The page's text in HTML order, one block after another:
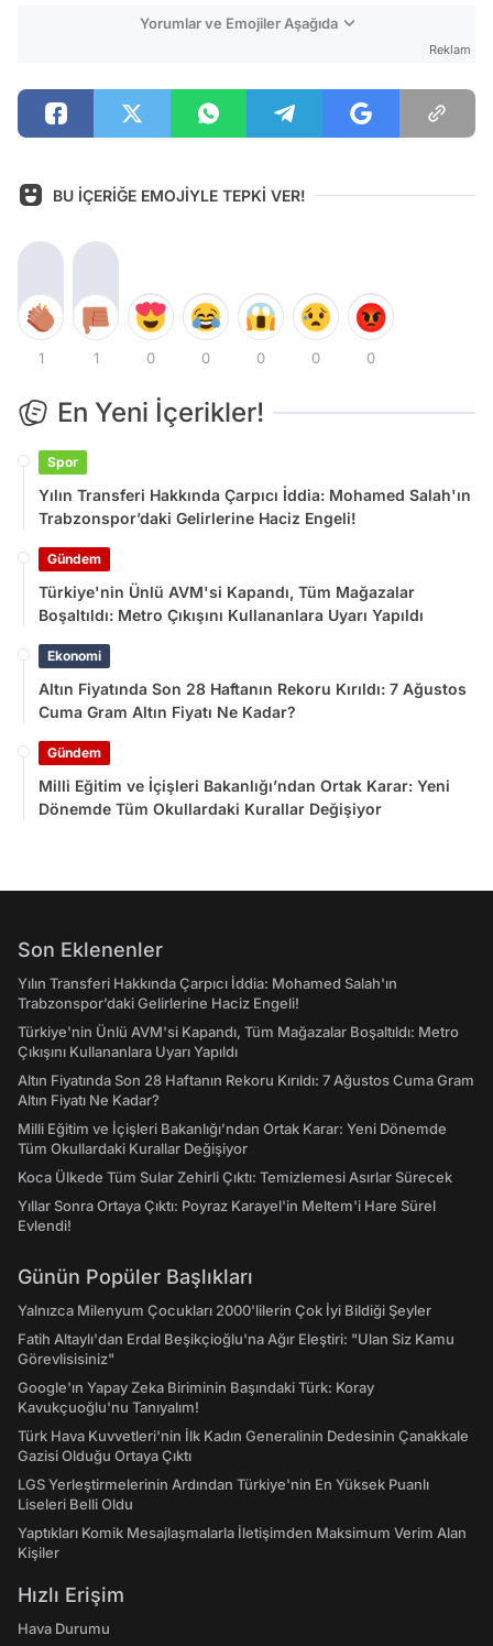
Yorumlar ve Emojiler Aşağıda
Reklam
BU İÇERİĞE EMOJİYLE TEPKİ VER!
1 1 0 0 0 0 0
En Yeni İçerikler!
Spor
Yılın Transferi Hakkında Çarpıcı İddia: Mohamed Salah'ın
Trabzonspor’daki Gelirlerine Haciz Engeli!
Gündem
Türkiye'nin Ünlü AVM'si Kapandı, Tüm Mağazalar
Boşaltıldı: Metro Çıkışını Kullananlara Uyarı Yapıldı
Ekonomi
Altın Fiyatında Son 28 Haftanın Rekoru Kırıldı: 7 Ağustos
Cuma Gram Altın Fiyatı Ne Kadar?
Gündem
Milli Eğitim ve İçişleri Bakanlığı’ndan Ortak Karar: Yeni
Dönemde Tüm Okullardaki Kurallar Değişiyor
Son Eklenenler
Yılın Transferi Hakkında Çarpıcı İddia: Mohamed Salah'ın
Trabzonspor’daki Gelirlerine Haciz Engeli!
Türkiye'nin Ünlü AVM'si Kapandı, Tüm Mağazalar Boşaltıldı: Metro
Çıkışını Kullananlara Uyarı Yapıldı
Altın Fiyatında Son 28 Haftanın Rekoru Kırıldı: 7 Ağustos Cuma Gram
Altın Fiyatı Ne Kadar?
Milli Eğitim ve İçişleri Bakanlığı’ndan Ortak Karar: Yeni Dönemde
Tüm Okullardaki Kurallar Değişiyor
Koca Ülkede Tüm Sular Zehirli Çıktı: Temizlemesi Asırlar Sürecek
Yıllar Sonra Ortaya Çıktı: Poyraz Karayel'in Meltem'i Hare Sürel
Evlendi!
Günün Popüler Başlıkları
Yalnızca Milenyum Çocukları 2000'lilerin Çok İyi Bildiği Şeyler
Fatih Altaylı'dan Erdal Beşikçioğlu'na Ağır Eleştiri: "Ulan Siz Kamu
Görevlisisiniz"
Google'ın Yapay Zeka Biriminin Başındaki Türk: Koray
Kavukçuoğlu'nu Tanıyalım!
Türk Hava Kuvvetleri'nin İlk Kadın Generalinin Dedesinin Çanakkale
Gazisi Olduğu Ortaya Çıktı
LGS Yerleştirmelerinin Ardından Türkiye'nin En Yüksek Puanlı
Liseleri Belli Oldu
Yaptıkları Komik Mesajlaşmalarla İletişimden Maksimum Verim Alan
Kişiler
Hızlı Erişim
Hava Durumu